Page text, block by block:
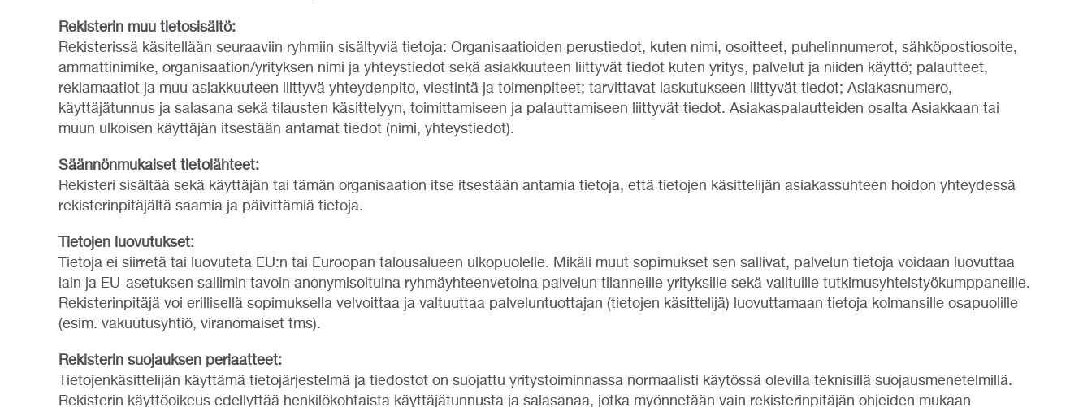
Rekisterin muu tietosisältö:
Rekisterissä käsitellään seuraaviin ryhmiin sisältyviä tietoja: Organisaatioiden perustiedot, kuten nimi, osoitteet, puhelinnumerot, sähköpostiosoite,
ammattinimike, organisaation/yrityksen nimi ja yhteystiedot sekä asiakkuuteen liittyvät tiedot kuten yritys, palvelut ja niiden käyttö; palautteet,
reklamaatiot ja muu asiakkuuteen liittyvä yhteydenpito, viestintä ja toimenpiteet; tarvittavat laskutukseen liittyvät tiedot; Asiakasnumero,
käyttäjätunnus ja salasana sekä tilausten käsittelyyn, toimittamiseen ja palauttamiseen liittyvät tiedot. Asiakaspalautteiden osalta Asiakkaan tai
muun ulkoisen käyttäjän itsestään antamat tiedot (nimi, yhteystiedot).
Säännönmukaiset tietolähteet:
Rekisteri sisältää sekä käyttäjän tai tämän organisaation itse itsestään antamia tietoja, että tietojen käsittelijän asiakassuhteen hoidon yhteydessä
rekisterinpitäjältä saamia ja päivittämiä tietoja.
Tietojen luovutukset:
Tietoja ei siirretä tai luovuteta EU:n tai Euroopan talousalueen ulkopuolelle. Mikäli muut sopimukset sen sallivat, palvelun tietoja voidaan luovuttaa
lain ja EU-asetuksen sallimin tavoin anonymisoituina ryhmäyhteenvetoina palvelun tilanneille yrityksille sekä valituille tutkimusyhteistyökumppaneille.
Rekisterinpitäjä voi erillisellä sopimuksella velvoittaa ja valtuuttaa palveluntuottajan (tietojen käsittelijä) luovuttamaan tietoja kolmansille osapuolille
(esim. vakuutusyhtiö, viranomaiset tms).
Rekisterin suojauksen periaatteet:
Tietojenkäsittelijän käyttämä tietojärjestelmä ja tiedostot on suojattu yritystoiminnassa normaalisti käytössä olevilla teknisillä suojausmenetelmillä.
Rekisterin käyttöoikeus edellyttää henkilökohtaista käyttäjätunnusta ja salasanaa, jotka myönnetään vain rekisterinpitäjän ohjeiden mukaan